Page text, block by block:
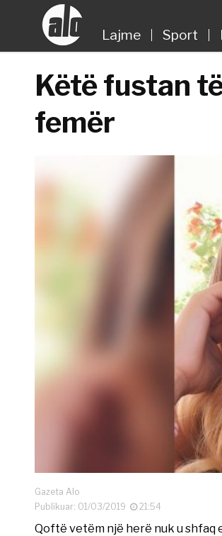
Lajme Sport
Këtë fustan
femër
Gazeta Alo
Publikuar: 01/03/2019
21:54
Qoftë vetëm një herë nuk u shfaq